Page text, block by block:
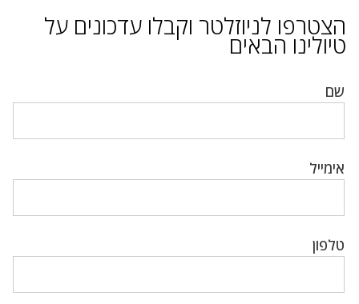
הצטרפו לניוזלטר וקבלו עדכונים על
טיולינו הבאים
שם
אימייל
טלפון